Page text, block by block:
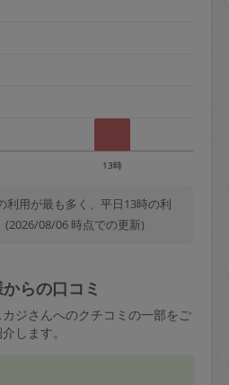
13時
利用が最も多く、平日13時の利
(2026/08/06 時点での更新)
らの口コミ
ジさんへのクチコミの一部をご
します。